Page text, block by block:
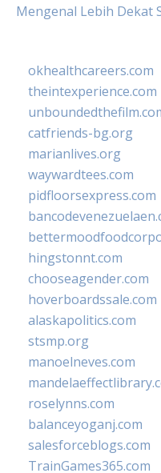
Mengenal Lebih Dekat
okhealthcareers.com
theintexperience.com
catfriends-bg.org
marianlives.org
waywardtees.com
pidfloorsexpress.com
hingstonnt.com
chooseagender.com
hoverboardssale.com
alaskapolitics.com
stsmp.org
manoelneves.com
roselynns.com
balanceyoganj.com
salesforceblogs.com
TrainGames365.com